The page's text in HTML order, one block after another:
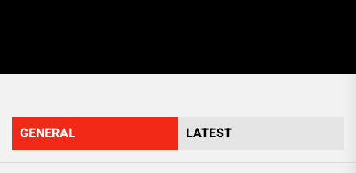
GENERAL LATEST